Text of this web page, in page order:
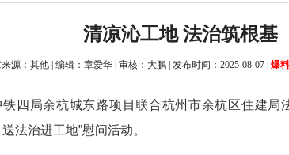
清凉沁工地 法治筑根基
源： 其他 编辑： 章爱华 审核：大鹏 发布时间：2025-08-07 爆
四局余杭城东路项目联合杭州市余杭区住建局
法治进工地”慰问活动。